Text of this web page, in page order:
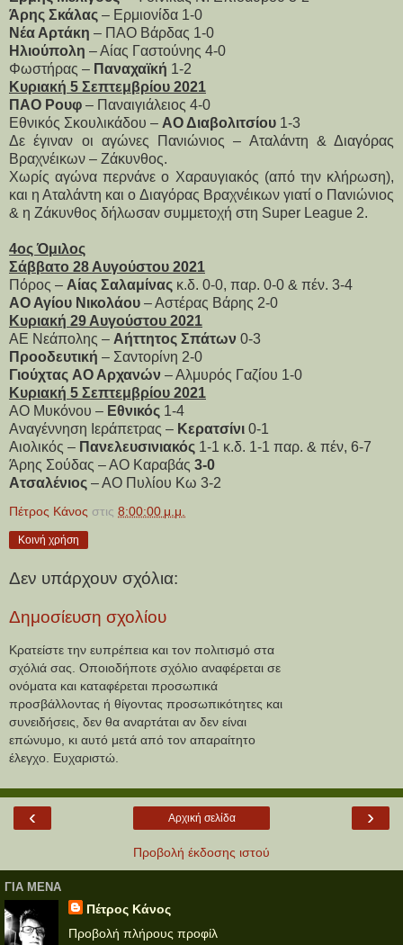
Άρης Σκάλας – Ερμιονίδα 1-0
Νέα Αρτάκη – ΠΑΟ Βάρδας 1-0
Ηλιούπολη – Αίας Γαστούνης 4-0
Φωστήρας – Παναχαϊκή 1-2
Κυριακή 5 Σεπτεμβρίου 2021
ΠΑΟ Ρουφ – Παναιγιάλειος 4-0
Εθνικός Σκουλικάδου – ΑΟ Διαβολιτσίου 1-3
Δε έγιναν οι αγώνες Πανιώνιος – Αταλάντη & Διαγόρας
Βραχνέικων – Ζάκυνθος.
Χωρίς αγώνα περνάνε ο Χαραυγιακός (από την κλήρωση),
και η Αταλάντη και ο Διαγόρας Βραχνέικων γιατί ο Πανιώνιος
& η Ζάκυνθος δήλωσαν συμμετοχή στη Super League 2.
4ος Όμιλος
Σάββατο 28 Αυγούστου 2021
Πόρος – Αίας Σαλαμίνας κ.δ. 0-0, παρ. 0-0 & πέν. 3-4
ΑΟ Αγίου Νικολάου – Αστέρας Βάρης 2-0
Κυριακή 29 Αυγούστου 2021
ΑΕ Νεάπολης – Αήττητος Σπάτων 0-3
Προοδευτική – Σαντορίνη 2-0
Γιούχτας ΑΟ Αρχανών – Αλμυρός Γαζίου 1-0
Κυριακή 5 Σεπτεμβρίου 2021
ΑΟ Μυκόνου – Εθνικός 1-4
Αναγέννηση Ιεράπετρας – Κερατσίνι 0-1
Αιολικός – Πανελευσινιακός 1-1 κ.δ. 1-1 παρ. & πέν, 6-7
Άρης Σούδας – ΑΟ Καραβάς 3-0
Ατσαλένιος – ΑΟ Πυλίου Κω 3-2
Πέτρος Κάνος στις 8:00:00 μ.μ.
Κοινή χρήση
Δεν υπάρχουν σχόλια:
Δημοσίευση σχολίου
Κρατείστε την ευπρέπεια και τον πολιτισμό στα
σχόλιά σας. Οποιοδήποτε σχόλιο αναφέρεται σε
ονόματα και καταφέρεται προσωπικά
προσβάλλοντας ή θίγοντας προσωπικότητες και
συνειδήσεις, δεν θα αναρτάται αν δεν είναι
επώνυμο, κι αυτό μετά από τον απαραίτητο
έλεγχο. Ευχαριστώ.
‹ ›
Αρχική σελίδα
Προβολή έκδοσης ιστού
ΓΙΑ ΜΕΝΑ
Πέτρος Κάνος
Προβολή πλήρους προφίλ